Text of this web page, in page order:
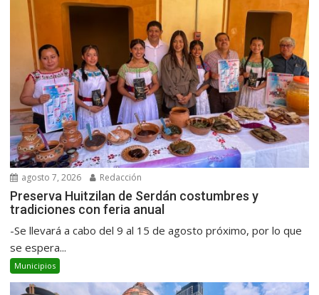
agosto 7, 2026 Redacción
Preserva Huitzilan de Serdán costumbres y
tradiciones con feria anual
-Se llevará a cabo del 9 al 15 de agosto próximo, por lo que
se espera...
Municipios